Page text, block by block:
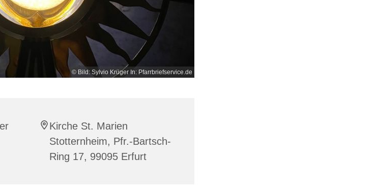
© Bild: Sylvio Krüger In: Pfarrbriefservice.de
Kirche St. Marien
Stotternheim, Pfr.-Bartsch-
Ring 17, 99095 Erfurt